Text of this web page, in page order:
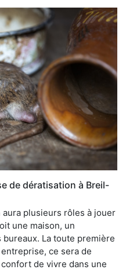
de dératisation à Breil-
plusieurs rôles à jouer
une maison, un
La toute première
ce sera de
de vivre dans une